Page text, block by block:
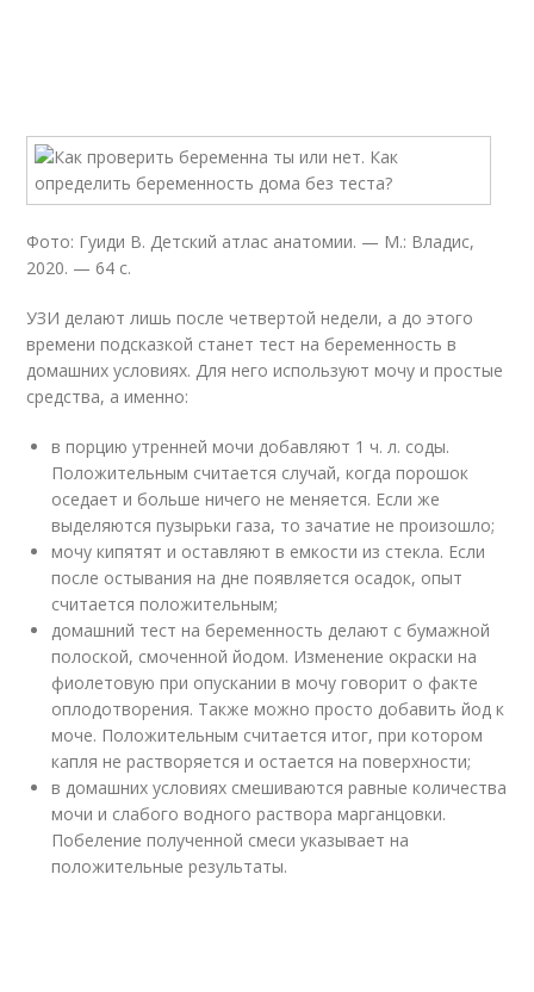
Фото: Гуиди В. Детский атлас анатомии. — М.: Владис,
2020. — 64 с.
УЗИ делают лишь после четвертой недели, а до этого
времени подсказкой станет тест на беременность в
домашних условиях. Для него используют мочу и простые
средства, а именно:
в порцию утренней мочи добавляют 1 ч. л. соды.
Положительным считается случай, когда порошок
оседает и больше ничего не меняется. Если же
выделяются пузырьки газа, то зачатие не произошло;
мочу кипятят и оставляют в емкости из стекла. Если
после остывания на дне появляется осадок, опыт
считается положительным;
домашний тест на беременность делают с бумажной
полоской, смоченной йодом. Изменение окраски на
фиолетовую при опускании в мочу говорит о факте
оплодотворения. Также можно просто добавить йод к
моче. Положительным считается итог, при котором
капля не растворяется и остается на поверхности;
в домашних условиях смешиваются равные количества
мочи и слабого водного раствора марганцовки.
Побеление полученной смеси указывает на
положительные результаты.